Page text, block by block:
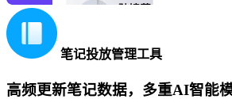
笔记投放管理工具
高频更新笔记数据，多重AI智能